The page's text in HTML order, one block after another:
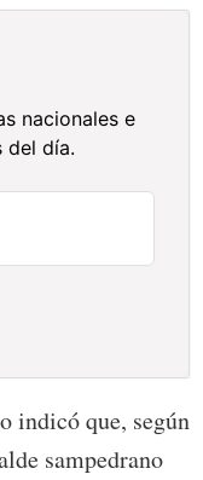
nacionales e
del día.
indicó que, según
sampedrano